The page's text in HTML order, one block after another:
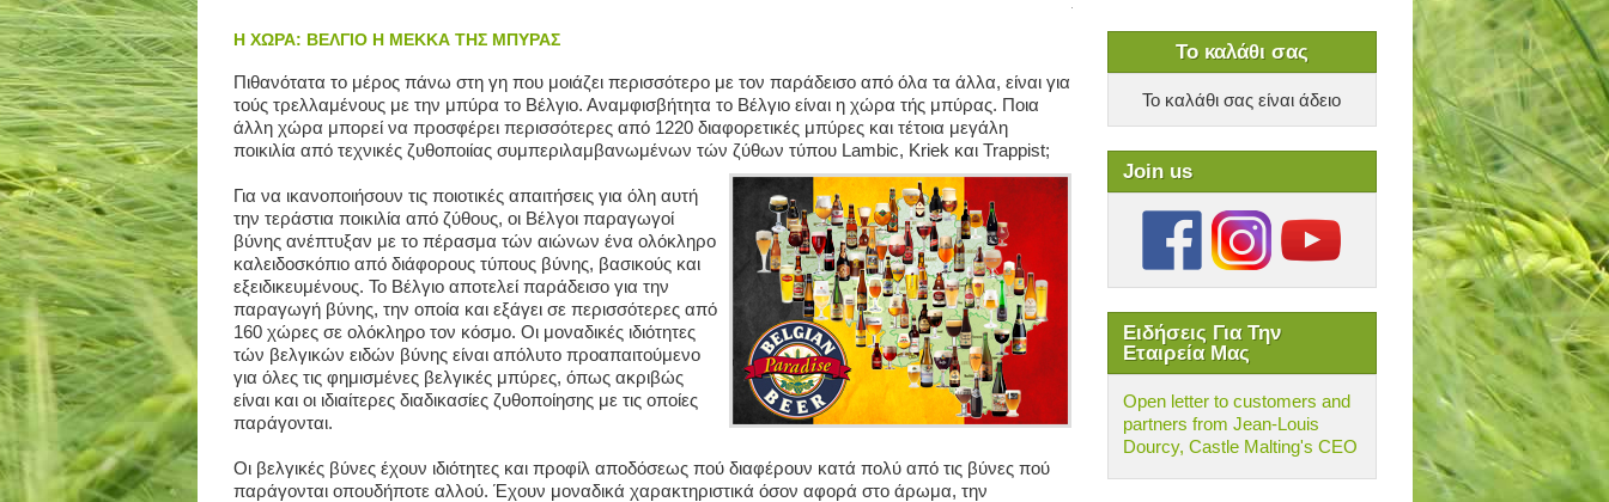
Το καλάθι σας
Το καλάθι σας είναι άδειο
Join us
Ειδήσεις Για Την
Εταιρεία Μας
Open letter to customers and
partners from Jean-Louis
Dourcy, Castle Malting's CEO
Η ΧΩΡΑ: ΒΕΛΓΙΟ Η ΜΕΚΚΑ ΤΗΣ ΜΠΥΡΑΣ
Πιθανότατα το μέρος πάνω στη γη που μοιάζει περισσότερο με τον παράδεισο από όλα τα άλλα, είναι για
τούς τρελλαμένους με την μπύρα το Βέλγιο. Αναμφισβήτητα το Βέλγιο είναι η χώρα τής μπύρας. Ποια
άλλη χώρα μπορεί να προσφέρει περισσότερες από 1220 διαφορετικές μπύρες και τέτοια μεγάλη
ποικιλία από τεχνικές ζυθοποιίας συμπεριλαμβανωμένων τών ζύθων τύπου Lambic, Kriek και Trappist;
Για να ικανοποιήσουν τις ποιοτικές απαιτήσεις για όλη αυτή
την τεράστια ποικιλία από ζύθους, οι Βέλγοι παραγωγοί
βύνης ανέπτυξαν με το πέρασμα τών αιώνων ένα ολόκληρο
καλειδοσκόπιο από διάφορους τύπους βύνης, βασικούς και
εξειδικευμένους. Το Βέλγιο αποτελεί παράδεισο για την
παραγωγή βύνης, την οποία και εξάγει σε περισσότερες από
160 χώρες σε ολόκληρο τον κόσμο. Οι μοναδικές ιδιότητες
τών βελγικών ειδών βύνης είναι απόλυτο προαπαιτούμενο
για όλες τις φημισμένες βελγικές μπύρες, όπως ακριβώς
είναι και οι ιδιαίτερες διαδικασίες ζυθοποίησης με τις οποίες
παράγονται.
Οι βελγικές βύνες έχουν ιδιότητες και προφίλ αποδόσεως πού διαφέρουν κατά πολύ από τις βύνες πού
παράγονται οπουδήποτε αλλού. Έχουν μοναδικά χαρακτηριστικά όσον αφορά στο άρωμα, την